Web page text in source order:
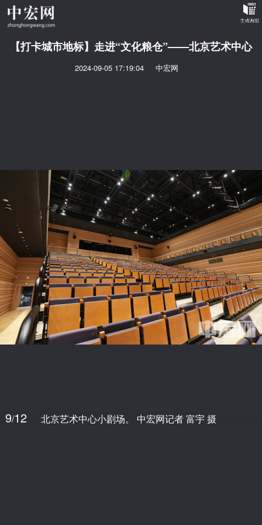
【打卡城市地标】走进“文化粮仓”——北京艺术中心
2024-09-05 17:19:04 中宏网
9/12 北京艺术中心小剧场。 中宏网记者 富宇 摄